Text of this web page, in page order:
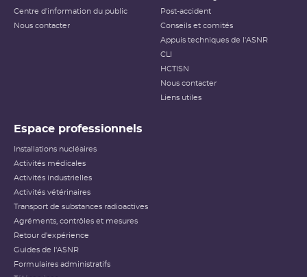
Centre d'information du public
Nous contacter
Post-accident
Conseils et comités
Appuis techniques de l'ASNR
CLI
HCTISN
Nous contacter
Liens utiles
Espace professionnels
Installations nucléaires
Activités médicales
Activités industrielles
Activités vétérinaires
Transport de substances radioactives
Agréments, contrôles et mesures
Retour d'expérience
Guides de l'ASNR
Formulaires administratifs